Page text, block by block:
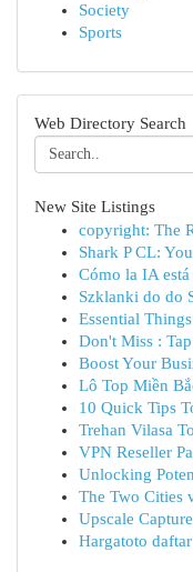
Society
Sports
Web Directory Search
New Site Listings
copyright: The
Shark P CL:
Cómo la IA
Szklanki do do
Essential
Don't Miss :
Boost Your
Lô Top Miền
10 Quick Tips
Trehan Vilasa
VPN Reseller
Unlocking
The Two Cities
Upscale
Hargatoto daftar